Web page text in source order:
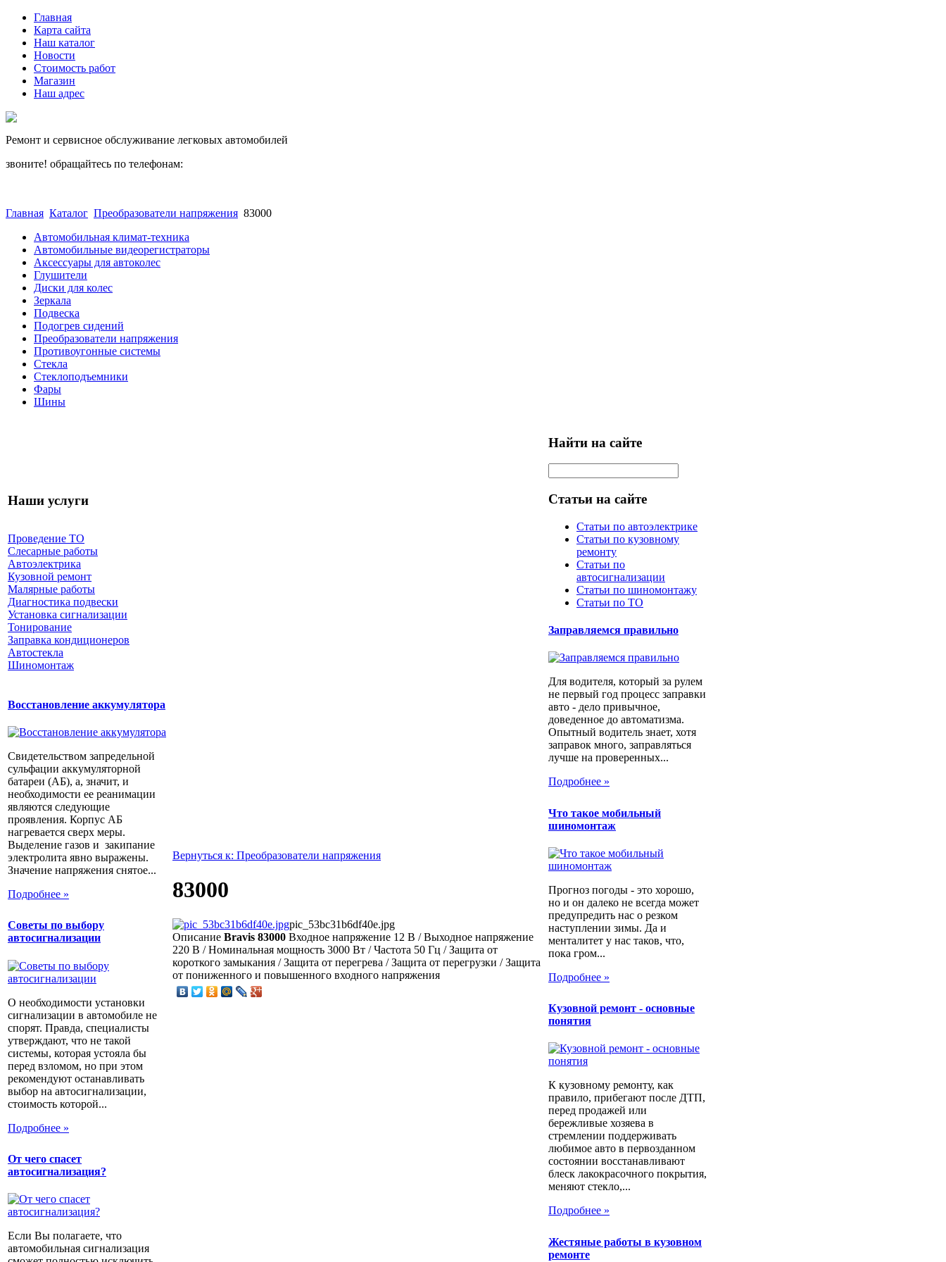
Главная
Карта сайта
Наш каталог
Новости
Стоимость работ
Магазин
Наш адрес
Ремонт и сервисное обслуживание легковых автомобилей
звоните! обращайтесь по телефонам:
Главная Каталог Преобразователи напряжения 83000
Автомобильная климат-техника
Автомобильные видеорегистраторы
Аксессуары для автоколес
Глушители
Диски для колес
Зеркала
Подвеска
Подогрев сидений
Преобразователи напряжения
Противоугонные системы
Стекла
Стеклоподъемники
Фары
Шины
Наши услуги
Проведение ТО
Слесарные работы
Автоэлектрика
Кузовной ремонт
Малярные работы
Диагностика подвески
Установка сигнализации
Тонирование
Заправка кондиционеров
Автостекла
Шиномонтаж
Восстановление аккумулятора
Свидетельством запредельной
сульфации аккумуляторной
батареи (АБ), а, значит, и
необходимости ее реанимации
являются следующие
проявления. Корпус АБ
нагревается сверх меры.
Выделение газов и закипание
электролита явно выражены.
Значение напряжения снятое...
Подробнее »
Советы по выбору
автосигнализации
О необходимости установки
сигнализации в автомобиле не
спорят. Правда, специалисты
утверждают, что не такой
системы, которая устояла бы
перед взломом, но при этом
рекомендуют останавливать
выбор на автосигнализации,
стоимость которой...
Подробнее »
От чего спасет
автосигнализация?
Если Вы полагаете, что
автомобильная сигнализация
Вернуться к: Преобразователи напряжения
83000
pic_53bc31b6df40e.jpg
Описание Bravis 83000 Входное напряжение 12 В / Выходное напряжение
220 В / Номинальная мощность 3000 Вт / Частота 50 Гц / Защита от
короткого замыкания / Защита от перегрева / Защита от перегрузки / Защита
от пониженного и повышенного входного напряжения
Найти на сайте
Статьи на сайте
Статьи по автоэлектрике
Статьи по кузовному
ремонту
Статьи по
автосигнализации
Статьи по шиномонтажу
Статьи по ТО
Заправляемся правильно
Для водителя, который за рулем
не первый год процесс заправки
авто - дело привычное,
доведенное до автоматизма.
Опытный водитель знает, хотя
заправок много, заправляться
лучше на проверенных...
Подробнее »
Что такое мобильный
шиномонтаж
Прогноз погоды - это хорошо,
но и он далеко не всегда может
предупредить нас о резком
наступлении зимы. Да и
менталитет у нас таков, что,
пока гром...
Подробнее »
Кузовной ремонт - основные
понятия
К кузовному ремонту, как
правило, прибегают после ДТП,
перед продажей или
бережливые хозяева в
стремлении поддерживать
любимое авто в первозданном
состоянии восстанавливают
блеск лакокрасочного покрытия,
меняют стекло,...
Подробнее »
Жестяные работы в кузовном
ремонте